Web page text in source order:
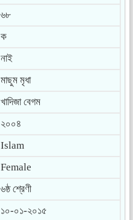
৬৮
ক
নাই
মাছুম মৃধা
খাদিজা বেগম
২০০৪
Islam
Female
৬ষ্ঠ শ্রেণী
১০-০১-২০১৫